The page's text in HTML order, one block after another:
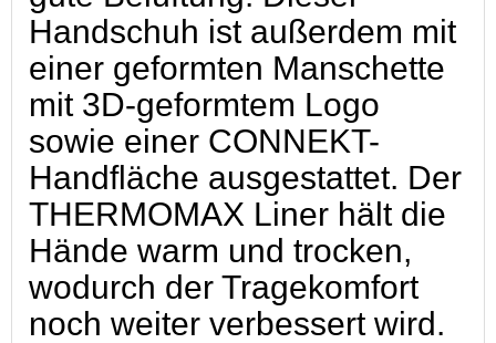
Handschuh ist außerdem mit
einer geformten Manschette
mit 3D-geformtem Logo
sowie einer CONNEKT-
Handfläche ausgestattet. Der
THERMOMAX Liner hält die
Hände warm und trocken,
wodurch der Tragekomfort
noch weiter verbessert wird.